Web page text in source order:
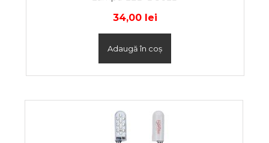
34,00 lei
Adaugă în coș